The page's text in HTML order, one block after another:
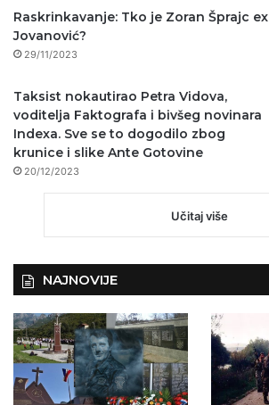
Raskrinkavanje: Tko je Zoran Šprajc ex
Jovanović?
29/11/2023
Taksist nokautirao Petra Vidova,
voditelja Faktografa i bivšeg novinara
Indexa. Sve se to dogodilo zbog
krunice i slike Ante Gotovine
20/12/2023
Učitaj više
NAJNOVIJE